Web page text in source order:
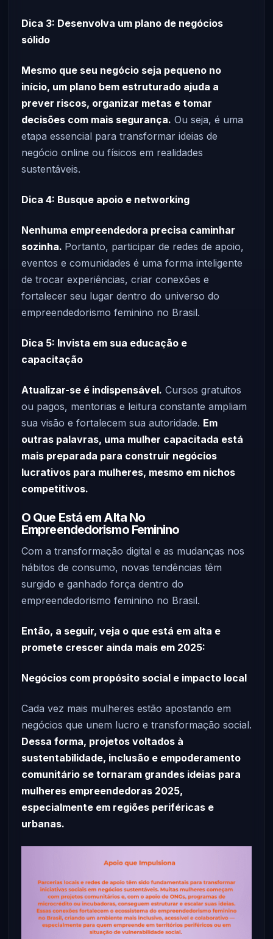
Dica 3: Desenvolva um plano de negócios
sólido
Mesmo que seu negócio seja pequeno no
início, um plano bem estruturado ajuda a
prever riscos, organizar metas e tomar
decisões com mais segurança. Ou seja, é uma
etapa essencial para transformar ideias de
negócio online ou físicos em realidades
sustentáveis.
Dica 4: Busque apoio e networking
Nenhuma empreendedora precisa caminhar
sozinha. Portanto, participar de redes de apoio,
eventos e comunidades é uma forma inteligente
de trocar experiências, criar conexões e
fortalecer seu lugar dentro do universo do
empreendedorismo feminino no Brasil.
Dica 5: Invista em sua educação e
capacitação
Atualizar-se é indispensável. Cursos gratuitos
ou pagos, mentorias e leitura constante ampliam
sua visão e fortalecem sua autoridade. Em
outras palavras, uma mulher capacitada está
mais preparada para construir negócios
lucrativos para mulheres, mesmo em nichos
competitivos.
O Que Está em Alta No
Empreendedorismo Feminino
Com a transformação digital e as mudanças nos
hábitos de consumo, novas tendências têm
surgido e ganhado força dentro do
empreendedorismo feminino no Brasil.
Então, a seguir, veja o que está em alta e
promete crescer ainda mais em 2025:
Negócios com propósito social e impacto local
Cada vez mais mulheres estão apostando em
negócios que unem lucro e transformação social.
Dessa forma, projetos voltados à
sustentabilidade, inclusão e empoderamento
comunitário se tornaram grandes ideias para
mulheres empreendedoras 2025,
especialmente em regiões periféricas e
urbanas.